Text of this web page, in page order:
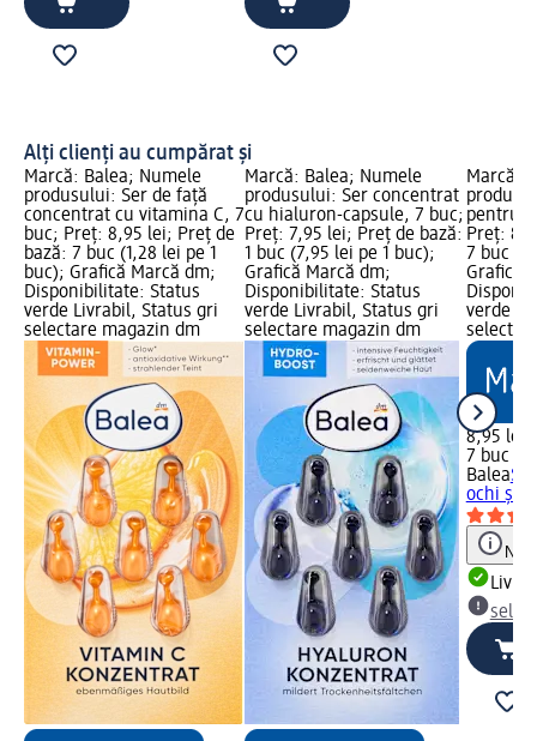
Alți clienți au cumpărat și
Marcă: Balea; Numele
produsului: Ser de față
concentrat cu vitamina C, 7
buc; Preț: 8,95 lei; Preț de
bază: 7 buc (1,28 lei pe 1
buc); Grafică Marcă dm;
Disponibilitate: Status
verde Livrabil, Status gri
selectare magazin dm
Marcă: Balea; Numele
produsului: Ser concentrat
cu hialuron-capsule, 7 buc;
Preț: 7,95 lei; Preț de bază:
1 buc (7,95 lei pe 1 buc);
Grafică Marcă dm;
Disponibilitate: Status
verde Livrabil, Status gri
selectare magazin dm
Marcă:
pentru
Preț:
7 buc
Grafică
verde
8,95 lei
7 buc
Balea
ochi și
Notă